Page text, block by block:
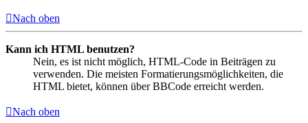
Nach oben
Kann ich HTML benutzen?
Nein, es ist nicht möglich, HTML-Code in Beiträgen zu
verwenden. Die meisten Formatierungsmöglichkeiten, die
HTML bietet, können über BBCode erreicht werden.
Nach oben